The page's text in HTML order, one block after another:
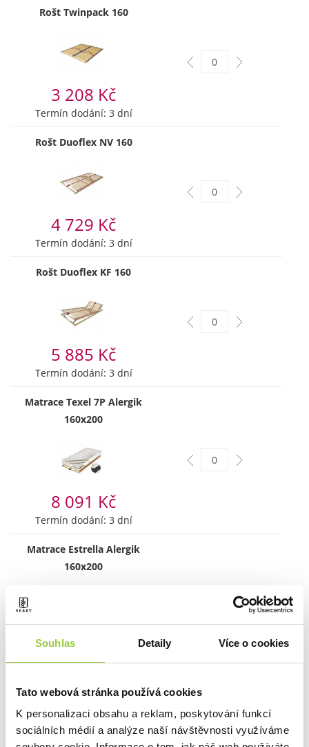
Souhlas Detaily Více o cookies
Tato webová stránka používá cookies
K personalizaci obsahu a reklam, poskytování funkcí
sociálních médií a analýze naší návštěvnosti využíváme
Rošt Twinpack 160
3 208 Kč
Termín dodání: 3 dní
Rošt Duoflex NV 160
4 729 Kč
Termín dodání: 3 dní
Rošt Duoflex KF 160
5 885 Kč
Termín dodání: 3 dní
Matrace Texel 7P Alergik
160x200
8 091 Kč
Termín dodání: 3 dní
Matrace Estrella Alergik
160x200
8 944 Kč
Termín dodání: 3 dní
Matrace Venus MP H2 7P
Alergik 160x200